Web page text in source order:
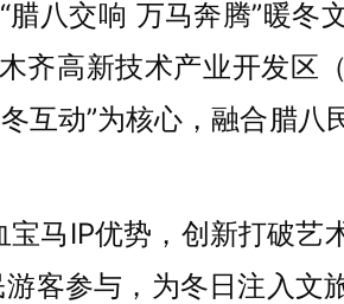
八交响 万马奔腾”暖冬
齐高新技术产业开发区
互动”为核心，融合腊八
马IP优势，创新打破艺
客参与，为冬日注入文